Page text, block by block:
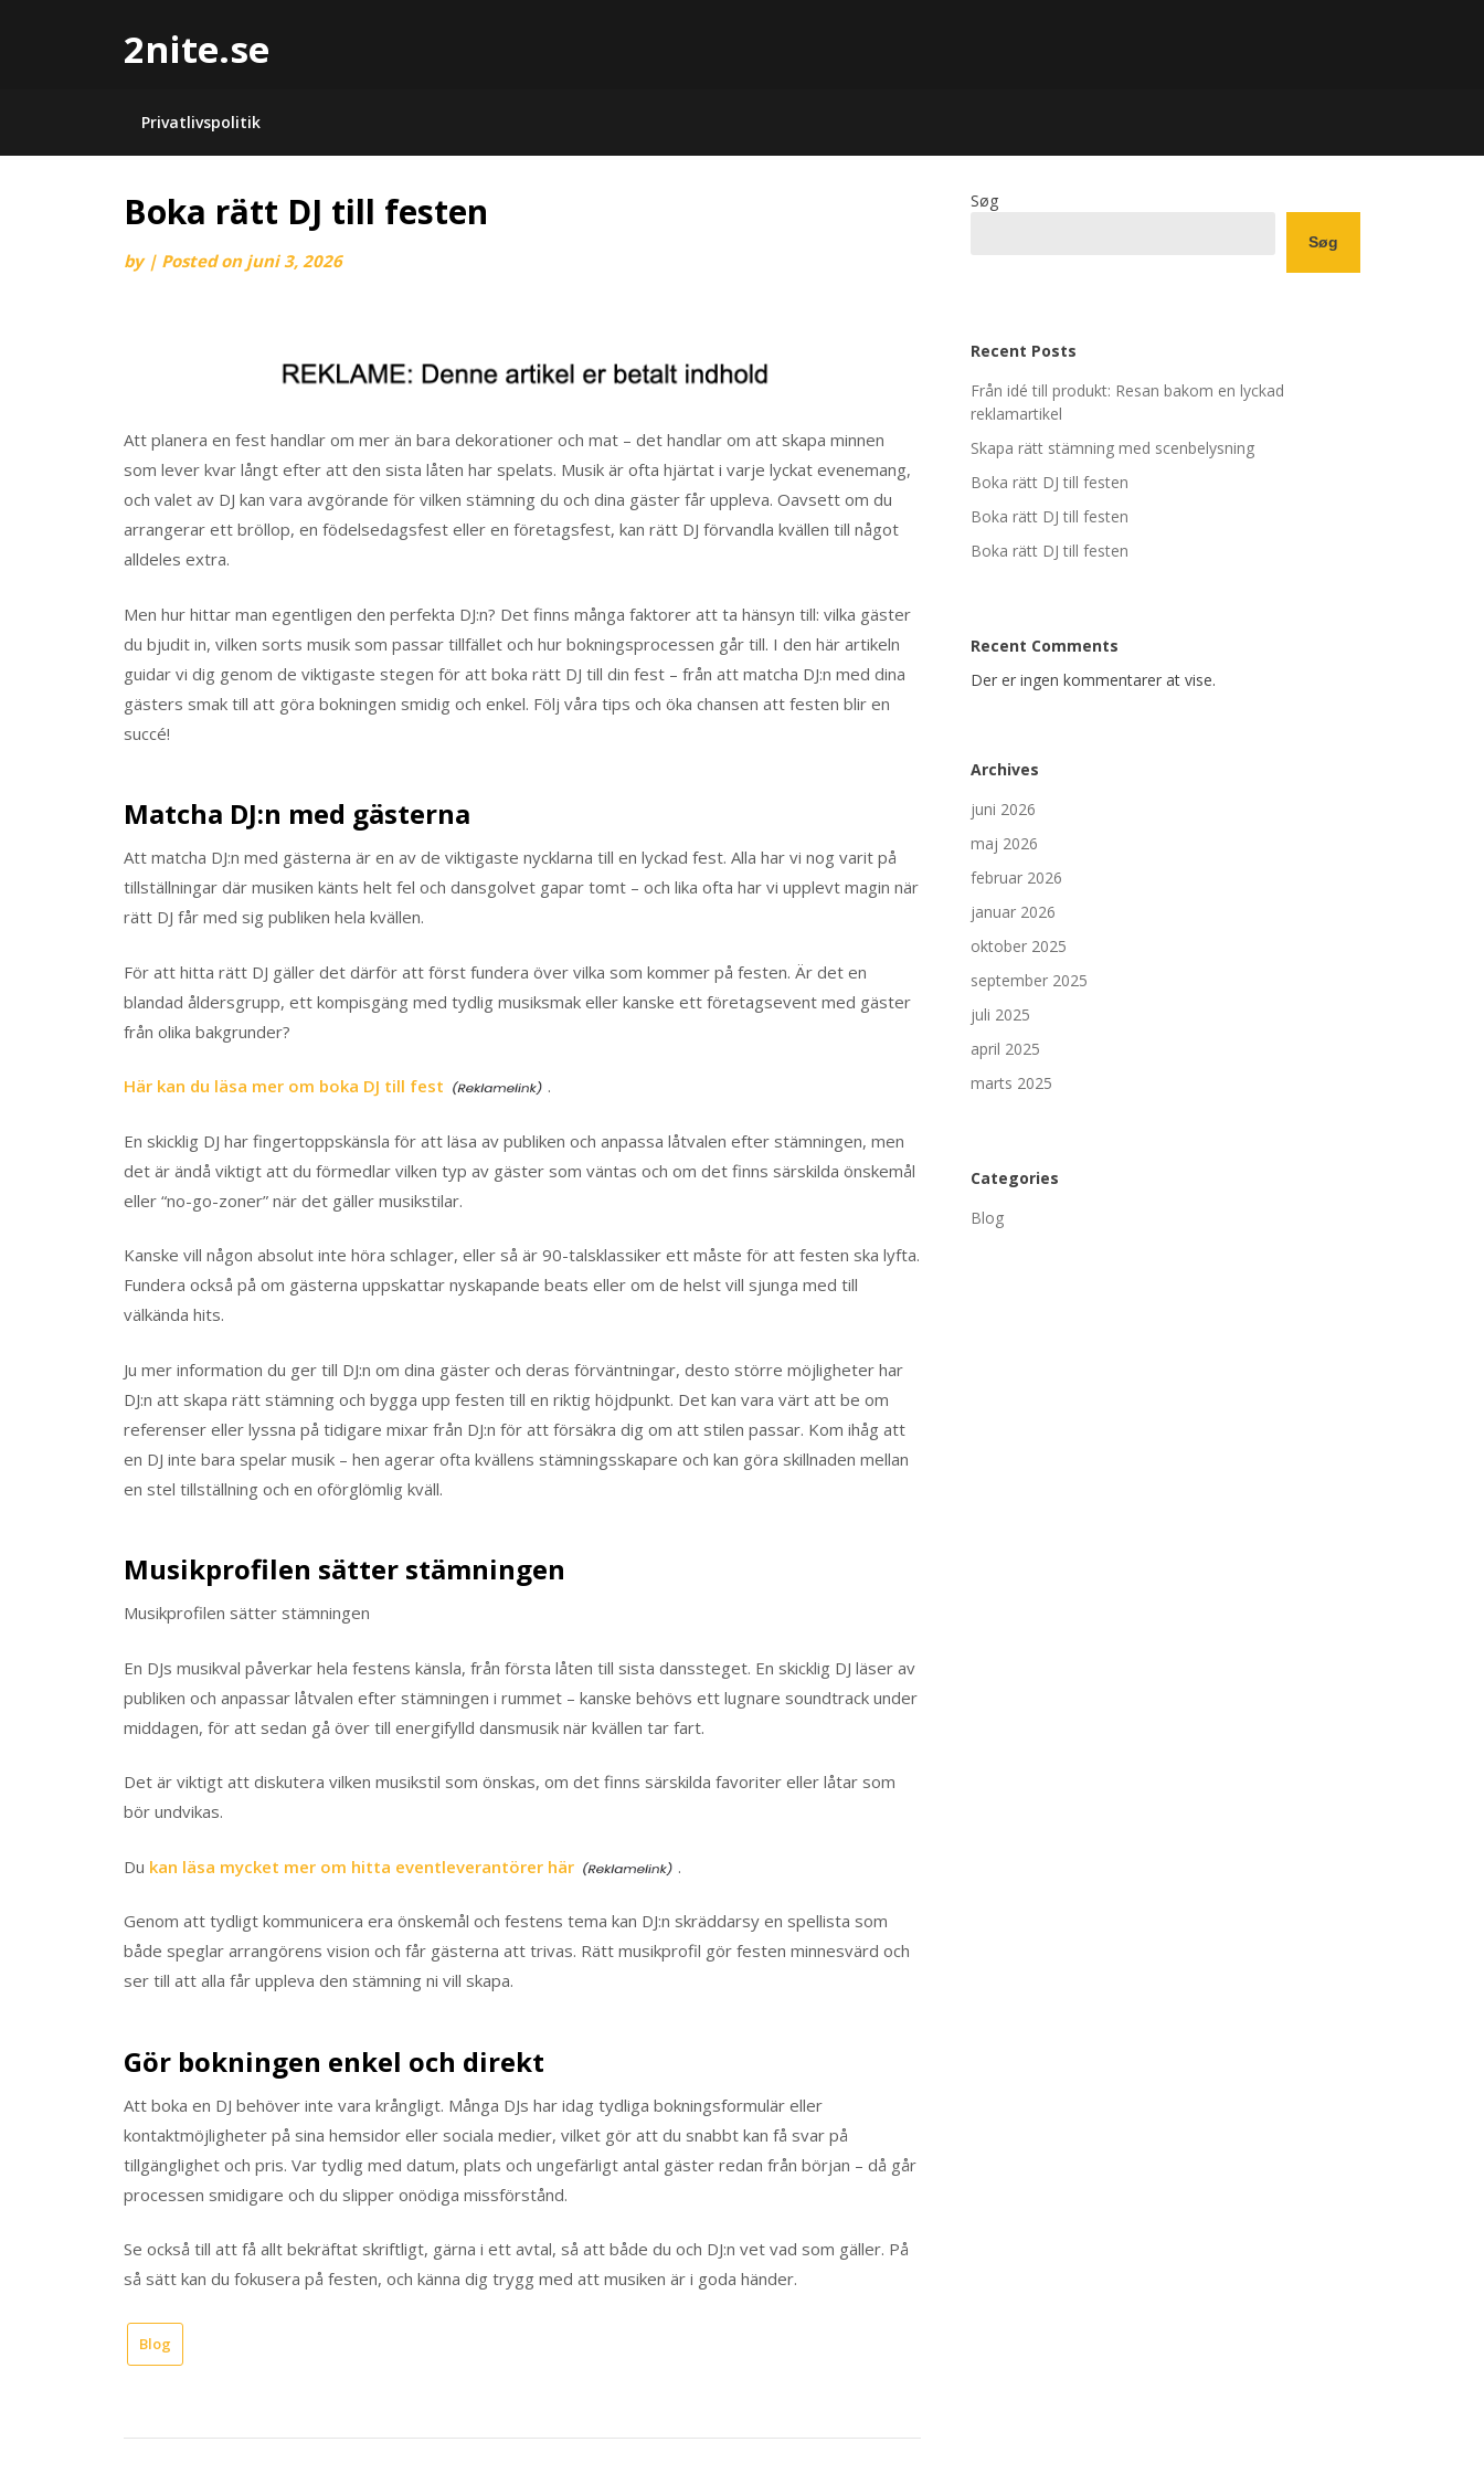
2nite.se
Privatlivspolitik
Boka rätt DJ till festen
by | Posted on juni 3, 2026
Att planera en fest handlar om mer än bara dekorationer och mat – det handlar om att skapa minnen
som lever kvar långt efter att den sista låten har spelats. Musik är ofta hjärtat i varje lyckat evenemang,
och valet av DJ kan vara avgörande för vilken stämning du och dina gäster får uppleva. Oavsett om du
arrangerar ett bröllop, en födelsedagsfest eller en företagsfest, kan rätt DJ förvandla kvällen till något
alldeles extra.
Men hur hittar man egentligen den perfekta DJ:n? Det finns många faktorer att ta hänsyn till: vilka gäster
du bjudit in, vilken sorts musik som passar tillfället och hur bokningsprocessen går till. I den här artikeln
guidar vi dig genom de viktigaste stegen för att boka rätt DJ till din fest – från att matcha DJ:n med dina
gästers smak till att göra bokningen smidig och enkel. Följ våra tips och öka chansen att festen blir en
succé!
Matcha DJ:n med gästerna
Att matcha DJ:n med gästerna är en av de viktigaste nycklarna till en lyckad fest. Alla har vi nog varit på
tillställningar där musiken känts helt fel och dansgolvet gapar tomt – och lika ofta har vi upplevt magin när
rätt DJ får med sig publiken hela kvällen.
För att hitta rätt DJ gäller det därför att först fundera över vilka som kommer på festen. Är det en
blandad åldersgrupp, ett kompisgäng med tydlig musiksmak eller kanske ett företagsevent med gäster
från olika bakgrunder?
Här kan du läsa mer om boka DJ till fest .
En skicklig DJ har fingertoppskänsla för att läsa av publiken och anpassa låtvalen efter stämningen, men
det är ändå viktigt att du förmedlar vilken typ av gäster som väntas och om det finns särskilda önskemål
eller “no-go-zoner” när det gäller musikstilar.
Kanske vill någon absolut inte höra schlager, eller så är 90-talsklassiker ett måste för att festen ska lyfta.
Fundera också på om gästerna uppskattar nyskapande beats eller om de helst vill sjunga med till
välkända hits.
Ju mer information du ger till DJ:n om dina gäster och deras förväntningar, desto större möjligheter har
DJ:n att skapa rätt stämning och bygga upp festen till en riktig höjdpunkt. Det kan vara värt att be om
referenser eller lyssna på tidigare mixar från DJ:n för att försäkra dig om att stilen passar. Kom ihåg att
en DJ inte bara spelar musik – hen agerar ofta kvällens stämningsskapare och kan göra skillnaden mellan
en stel tillställning och en oförglömlig kväll.
Musikprofilen sätter stämningen
Musikprofilen sätter stämningen
En DJs musikval påverkar hela festens känsla, från första låten till sista danssteget. En skicklig DJ läser av
publiken och anpassar låtvalen efter stämningen i rummet – kanske behövs ett lugnare soundtrack under
middagen, för att sedan gå över till energifylld dansmusik när kvällen tar fart.
Det är viktigt att diskutera vilken musikstil som önskas, om det finns särskilda favoriter eller låtar som
bör undvikas.
Du kan läsa mycket mer om hitta eventleverantörer här .
Genom att tydligt kommunicera era önskemål och festens tema kan DJ:n skräddarsy en spellista som
både speglar arrangörens vision och får gästerna att trivas. Rätt musikprofil gör festen minnesvärd och
ser till att alla får uppleva den stämning ni vill skapa.
Gör bokningen enkel och direkt
Att boka en DJ behöver inte vara krångligt. Många DJs har idag tydliga bokningsformulär eller
kontaktmöjligheter på sina hemsidor eller sociala medier, vilket gör att du snabbt kan få svar på
tillgänglighet och pris. Var tydlig med datum, plats och ungefärligt antal gäster redan från början – då går
processen smidigare och du slipper onödiga missförstånd.
Se också till att få allt bekräftat skriftligt, gärna i ett avtal, så att både du och DJ:n vet vad som gäller. På
så sätt kan du fokusera på festen, och känna dig trygg med att musiken är i goda händer.
Blog
Søg
Søg
Recent Posts
Från idé till produkt: Resan bakom en lyckad
reklamartikel
Skapa rätt stämning med scenbelysning
Boka rätt DJ till festen
Boka rätt DJ till festen
Boka rätt DJ till festen
Recent Comments
Der er ingen kommentarer at vise.
Archives
juni 2026
maj 2026
februar 2026
januar 2026
oktober 2025
september 2025
juli 2025
april 2025
marts 2025
Categories
Blog